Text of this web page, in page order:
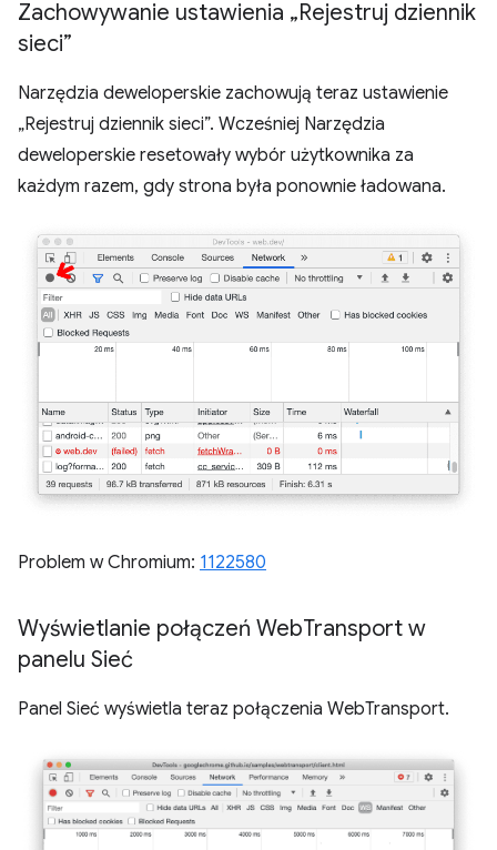
Zachowywanie ustawienia „Rejestruj dziennik
sieci”
Narzędzia deweloperskie zachowują teraz ustawienie
„Rejestruj dziennik sieci”. Wcześniej Narzędzia
deweloperskie resetowały wybór użytkownika za
każdym razem, gdy strona była ponownie ładowana.
Problem w Chromium: 1122580
Wyświetlanie połączeń WebTransport w
panelu Sieć
Panel Sieć wyświetla teraz połączenia WebTransport.